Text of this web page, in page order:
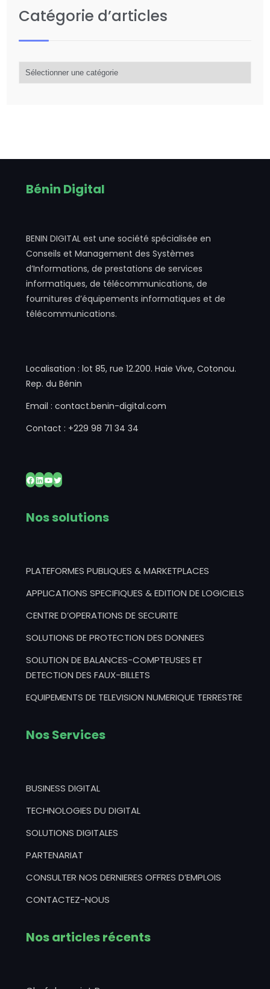
Catégorie d’articles
d’articles
Bénin Digital
BENIN DIGITAL est une société spécialisée en
Conseils et Management des Systèmes
d’Informations, de prestations de services
informatiques, de télécommunications, de
fournitures d’équipements informatiques et de
télécommunications.
Localisation : lot 85, rue 12.200. Haie Vive, Cotonou.
Rep. du Bénin
Email : contact.benin-digital.com
Contact : +229 98 71 34 34
Facebook
LinkedIn
YouTube
Twitter
Nos solutions
PLATEFORMES PUBLIQUES & MARKETPLACES
APPLICATIONS SPECIFIQUES & EDITION DE LOGICIELS
CENTRE D’OPERATIONS DE SECURITE
SOLUTIONS DE PROTECTION DES DONNEES
SOLUTION DE BALANCES-COMPTEUSES ET
DETECTION DES FAUX-BILLETS
EQUIPEMENTS DE TELEVISION NUMERIQUE TERRESTRE
Nos Services
BUSINESS DIGITAL
TECHNOLOGIES DU DIGITAL
SOLUTIONS DIGITALES
PARTENARIAT
CONSULTER NOS DERNIERES OFFRES D’EMPLOIS
CONTACTEZ-NOUS
Nos articles récents